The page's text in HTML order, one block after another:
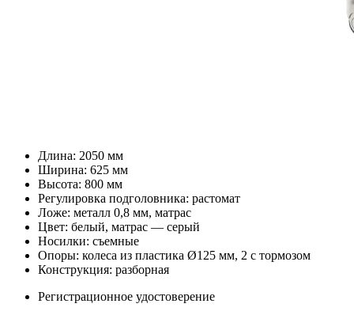
Длина: 2050 мм
Ширина: 625 мм
Высота: 800 мм
Регулировка подголовника: растомат
Ложе: металл 0,8 мм, матрас
Цвет: белый, матрас — серый
Носилки: съемные
Опоры: колеса из пластика Ø125 мм, 2 с тормозом
Конструкция: разборная
Регистрационное удостоверение